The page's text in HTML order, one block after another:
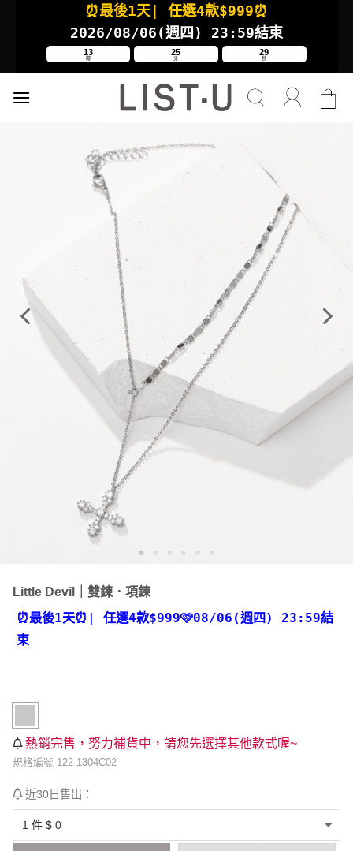
⏰最後1天 | 任選4款$999⏰
2026/08/06(週四 ) 23:59結束
13
時
25
分
29
秒
Little Devil｜雙鍊．項鍊
⏰最後1天⏰ | 任選4款$999🩷08/06(週四) 23:59結
束
熱銷完售，努力補貨中，請您先選擇其他款式喔~
規格編號 122-1304C02
近30日售出：